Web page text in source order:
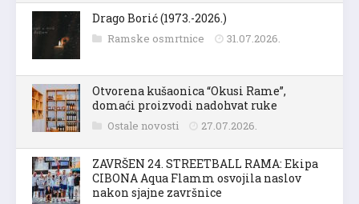
Drago Borić (1973.-2026.)
Ramske osmrtnice 31.07.2026.
Otvorena kušaonica “Okusi Rame”,
domaći proizvodi nadohvat ruke
Ostale novosti 27.07.2026.
ZAVRŠEN 24. STREETBALL RAMA: Ekipa
CIBONA Aqua Flamm osvojila naslov
nakon sjajne završnice